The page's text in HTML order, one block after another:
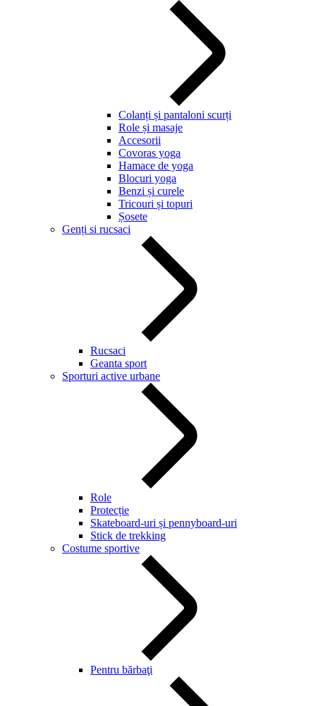
Colanți și pantaloni scurți
Role și masaje
Accesorii
Covoras yoga
Hamace de yoga
Blocuri yoga
Benzi și curele
Tricouri și topuri
Șosete
Genți si rucsaci
Rucsaci
Geanta sport
Sporturi active urbane
Role
Protecție
Skateboard-uri și pennyboard-uri
Stick de trekking
Costume sportive
Pentru bărbaţi